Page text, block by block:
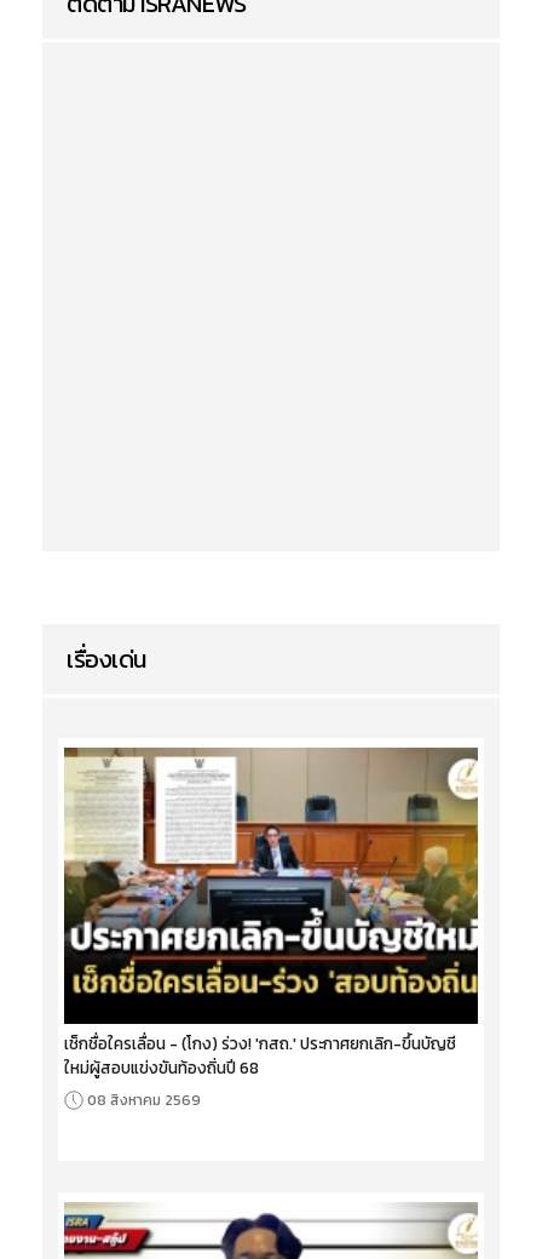
เรื่องเด่น
เช็กชื่อใครเลื่อน - (โกง) ร่วง! 'กสถ.' ประกาศยกเลิก-ขึ้นบัญชี
ใหม่ผู้สอบแข่งขันท้องถิ่นปี 68
08 สิงหาคม 2569